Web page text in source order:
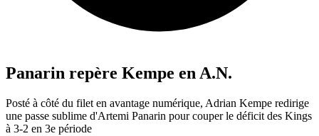
Panarin repère Kempe en A.N.
Posté à côté du filet en avantage numérique, Adrian Kempe redirige
une passe sublime d'Artemi Panarin pour couper le déficit des Kings
à 3-2 en 3e période